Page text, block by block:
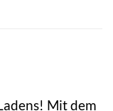
Mit dem